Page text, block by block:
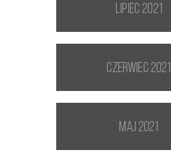
lipiec 2021
czerwiec 2021
maj 2021